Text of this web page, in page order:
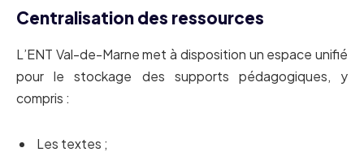
Centralisation des ressources
L’ENT Val-de-Marne met à disposition un espace unifié
pour le stockage des supports pédagogiques, y
compris :
Les textes ;